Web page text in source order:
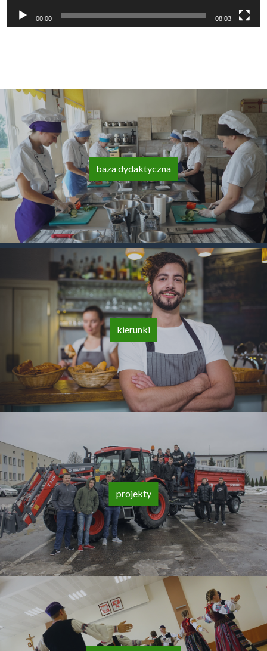
00:00 08:03
baza dydaktyczna
kierunki
projekty